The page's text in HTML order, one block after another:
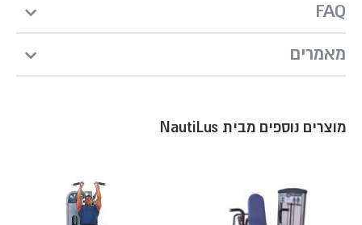
FAQ
מאמרים
מוצרים נוספים מבית NautiLus